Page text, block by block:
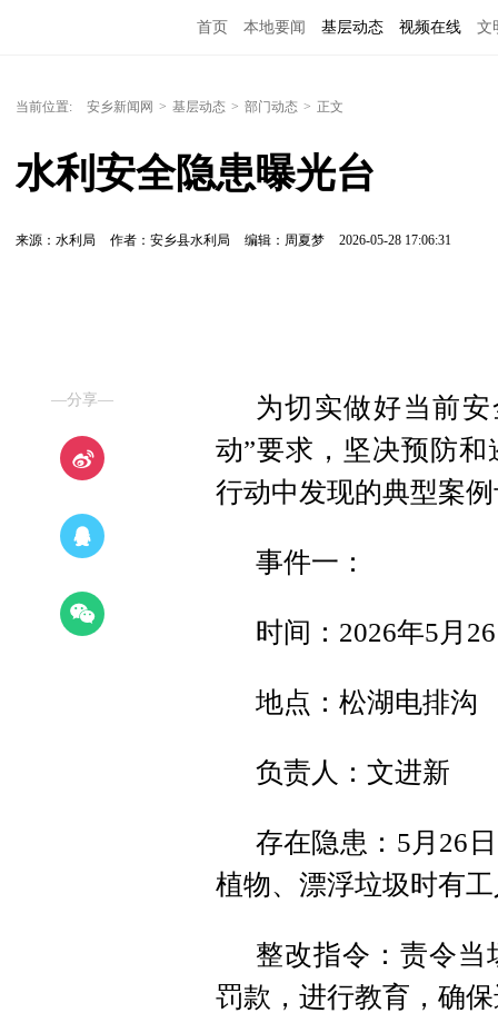
首页 本地要闻 基层动态 视频在线 文
当前位置: 安乡新闻网 > 基层动态 > 部门动态 > 正文
水利安全隐患曝光台
来源：水利局 作者：安乡县水利局 编辑：周夏梦 2026-05-28 17:06:31
—分享—
为切实做好当前
动”要求，坚决预防
行动中发现的典型案
事件一：
时间：2026年5月
地点：松湖电排沟
负责人：文进新
存在隐患：5月26
植物、漂浮垃圾时有
整改指令：责令当
罚款，进行教育，确